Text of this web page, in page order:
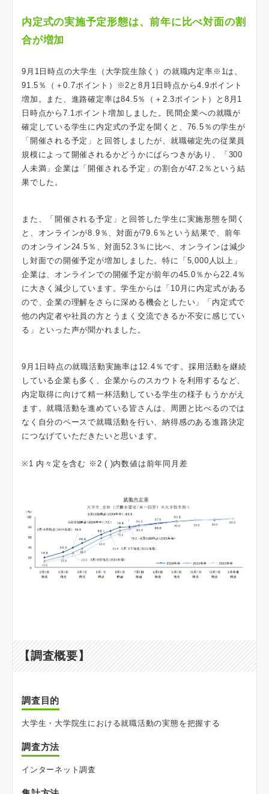
内定式の実施予定形態は、前年に比べ対面の割
合が増加
9月1日時点の大学生（大学院生除く）の就職内定率※1は、
91.5％（＋0.7ポイント）※2と8月1日時点から4.9ポイント
増加。また、進路確定率は84.5％（＋2.3ポイント）と8月1
日時点から7.1ポイント増加しました。民間企業への就職が
確定している学生に内定式の予定を聞くと、76.5％の学生が
「開催される予定」と回答しましたが、就職確定先の従業員
規模によって開催されるかどうかにばらつきがあり、「300
人未満」企業は「開催される予定」の割合が47.2％という結
果でした。
また、「開催される予定」と回答した学生に実施形態を聞く
と、オンラインが8.9％、対面が79.6％という結果で、前年
のオンライン24.5％、対面52.3％に比べ、オンラインは減少
し対面での開催予定が増加しました。特に「5,000人以上」
企業は、オンラインでの開催予定が前年の45.0％から22.4％
に大きく減少しています。学生からは「10月に内定式がある
ので、企業の理解をさらに深める機会としたい」「内定式で
他の内定者や社員の方とうまく交流できるか不安に感じてい
る」といった声が聞かれました。
9月1日時点の就職活動実施率は12.4％です。採用活動を継続
している企業も多く、企業からのスカウトを利用するなど、
内定取得に向けて精一杯活動している学生の様子もうかがえ
ます。就職活動を進めている皆さんは、周囲と比べるのでは
なく自分のペースで就職活動を行い、納得感のある進路決定
につなげていただきたいと思います。
※1 内々定を含む ※2 ( )内数値は前年同月差
【調査概要】
調査目的
大学生・大学院生における就職活動の実態を把握する
調査方法
インターネット調査